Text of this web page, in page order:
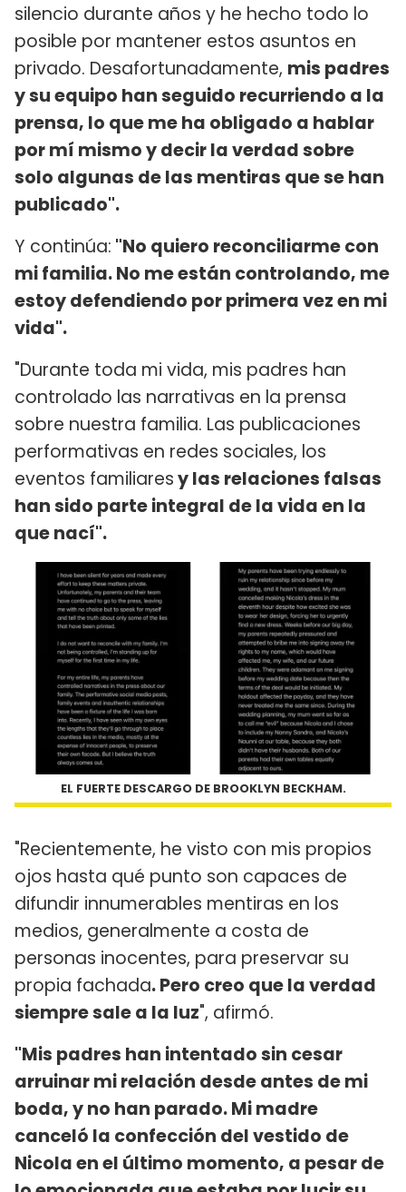
silencio durante años y he hecho todo lo
posible por mantener estos asuntos en
privado. Desafortunadamente, mis padres
y su equipo han seguido recurriendo a la
prensa, lo que me ha obligado a hablar
por mí mismo y decir la verdad sobre
solo algunas de las mentiras que se han
publicado".
Y continúa: "No quiero reconciliarme con
mi familia. No me están controlando, me
estoy defendiendo por primera vez en mi
vida".
"Durante toda mi vida, mis padres han
controlado las narrativas en la prensa
sobre nuestra familia. Las publicaciones
performativas en redes sociales, los
eventos familiaresy las relaciones falsas
han sido parte integral de la vida en la
que nací".
EL FUERTE DESCARGO DE BROOKLYN BECKHAM.
"Recientemente, he visto con mis propios
ojos hasta qué punto son capaces de
difundir innumerables mentiras en los
medios, generalmente a costa de
personas inocentes, para preservar su
propia fachada. Pero creo que la verdad
siempre sale a la luz", afirmó.
"Mis padres han intentado sin cesar
arruinar mi relación desde antes de mi
boda, y no han parado. Mi madre
canceló la confección del vestido de
Nicola en el último momento, a pesar de